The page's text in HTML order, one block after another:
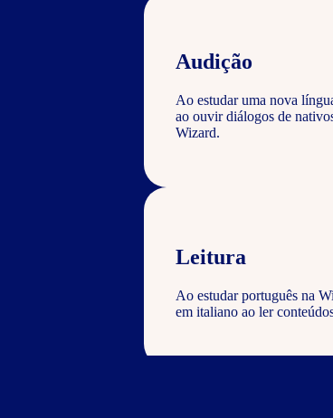
Audição
Ao estudar uma nova
ao ouvir diálogos de
Wizard.
Leitura
Ao estudar português na
em italiano ao ler